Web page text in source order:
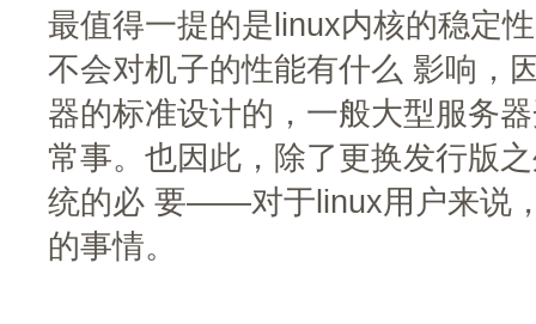
最值得一提的是linux内核的稳定
不会对机子的性能有什么 影响，
器的标准设计的，一般大型服务
常事。也因此，除了更换发行版
统的必 要——对于linux用户来说
的事情。